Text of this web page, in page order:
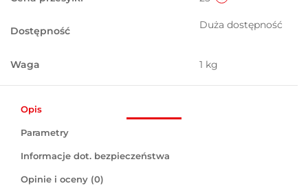
Dostępność Duża dostępność
Waga 1 kg
Opis
Parametry
Informacje dot. bezpieczeństwa
Opinie i oceny (0)